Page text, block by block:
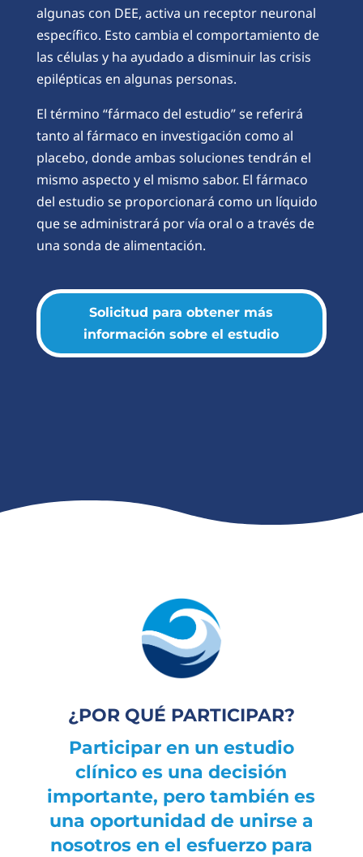
algunas con DEE, activa un receptor neuronal
específico. Esto cambia el comportamiento de
las células y ha ayudado a disminuir las crisis
epilépticas en algunas personas.
El término “fármaco del estudio” se referirá
tanto al fármaco en investigación como al
placebo, donde ambas soluciones tendrán el
mismo aspecto y el mismo sabor. El fármaco
del estudio se proporcionará como un líquido
que se administrará por vía oral o a través de
una sonda de alimentación.
Solicitud para obtener más
información sobre el estudio
¿POR QUÉ PARTICIPAR?
Participar en un estudio
clínico es una decisión
importante, pero también es
una oportunidad de unirse a
nosotros en el esfuerzo para